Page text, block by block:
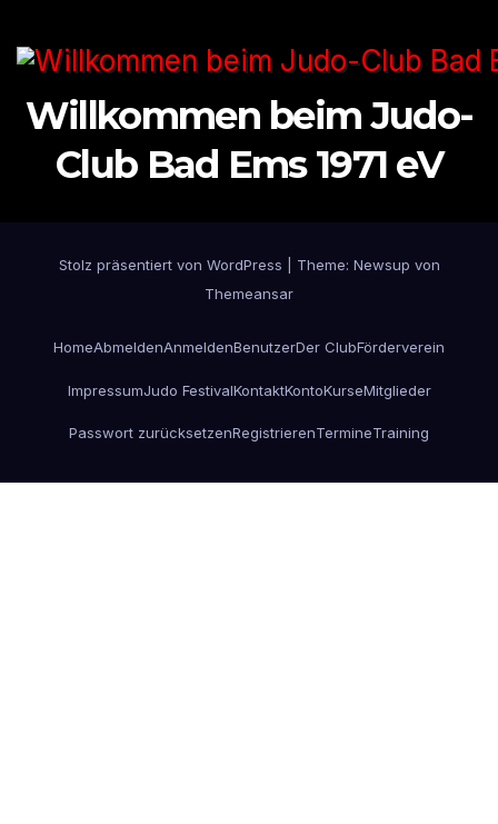
Willkommen beim Judo-
Club Bad Ems 1971 eV
Stolz präsentiert von WordPress
Theme: Newsup von
Themeansar
HomeAbmeldenAnmeldenBenutzerDer ClubFörderverein
ImpressumJudo FestivalKontaktKontoKurseMitglieder
Passwort zurücksetzenRegistrierenTermineTraining